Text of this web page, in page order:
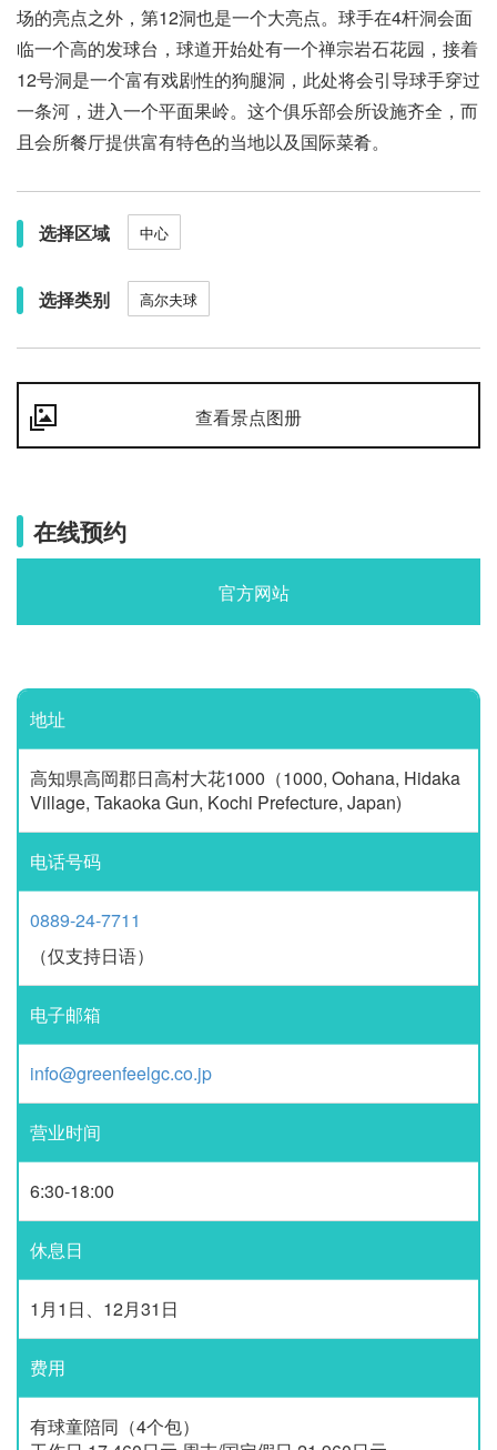
场的亮点之外，第12洞也是一个大亮点。球手在4杆洞会面
临一个高的发球台，球道开始处有一个禅宗岩石花园，接着
12号洞是一个富有戏剧性的狗腿洞，此处将会引导球手穿过
一条河，进入一个平面果岭。这个俱乐部会所设施齐全，而
且会所餐厅提供富有特色的当地以及国际菜肴。
选择区域 中心
选择类别 高尔夫球
查看景点图册
在线预约
官方网站
地址
高知県高岡郡日高村大花1000（1000, Oohana, Hidaka
Village, Takaoka Gun, Kochi Prefecture, Japan)
电话号码
0889-24-7711
（仅支持日语）
电子邮箱
info@greenfeelgc.co.jp
营业时间
6:30-18:00
休息日
1月1日、12月31日
费用
有球童陪同（4个包）